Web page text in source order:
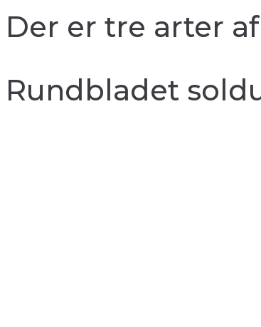
Der er tre arter
Rundbladet